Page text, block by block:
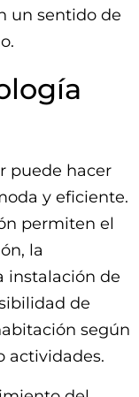
un sentido de
puede hacer
y eficiente.
permiten el
la
instalación de
de
según
actividades.